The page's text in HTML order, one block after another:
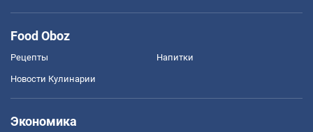
Food Oboz
Рецепты Напитки
Новости Кулинарии
Экономика